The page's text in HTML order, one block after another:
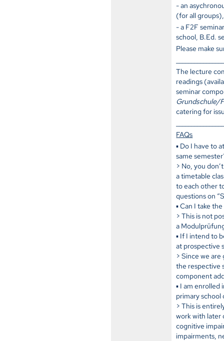
- an
(for all groups),
- a F2F
school, B.Ed.
Please make
The lecture
readings
seminar
Grundschule/
catering for
FAQs
▪ Do I have to
same
> No, you
a timetable
to each other
questions on
▪ Can I take
> This is not
a
▪ If I intend to
at prospective
> Since we
the respective
component
▪ I am
primary school
> This is
work with later
cognitive
impairments,